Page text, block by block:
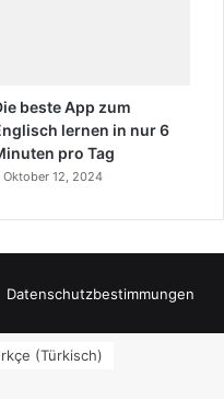
beste App zum
lernen in nur 6
pro Tag
Oktober 12, 2024
Datenschutzbestimmungen
(Türkisch)